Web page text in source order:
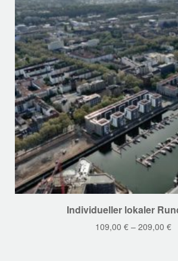
Produkt
weist
Individueller lokaler
109,00 € – 209,00 €